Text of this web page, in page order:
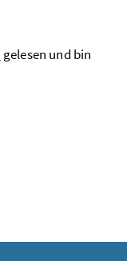
gelesen und bin